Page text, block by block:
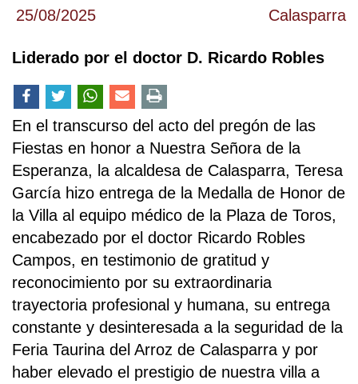
25/08/2025 Calasparra
Liderado por el doctor D. Ricardo Robles
En el transcurso del acto del pregón de las
Fiestas en honor a Nuestra Señora de la
Esperanza, la alcaldesa de Calasparra, Teresa
García hizo entrega de la Medalla de Honor de
la Villa al equipo médico de la Plaza de Toros,
encabezado por el doctor Ricardo Robles
Campos, en testimonio de gratitud y
reconocimiento por su extraordinaria
trayectoria profesional y humana, su entrega
constante y desinteresada a la seguridad de la
Feria Taurina del Arroz de Calasparra y por
haber elevado el prestigio de nuestra villa a